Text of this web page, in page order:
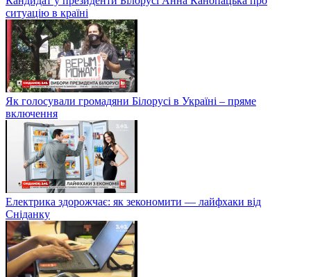
ситуацію в країні
Як голосували громадяни Білорусі в Україні – пряме
включення
Електрика здорожчає: як зекономити — лайфхаки від
Сніданку